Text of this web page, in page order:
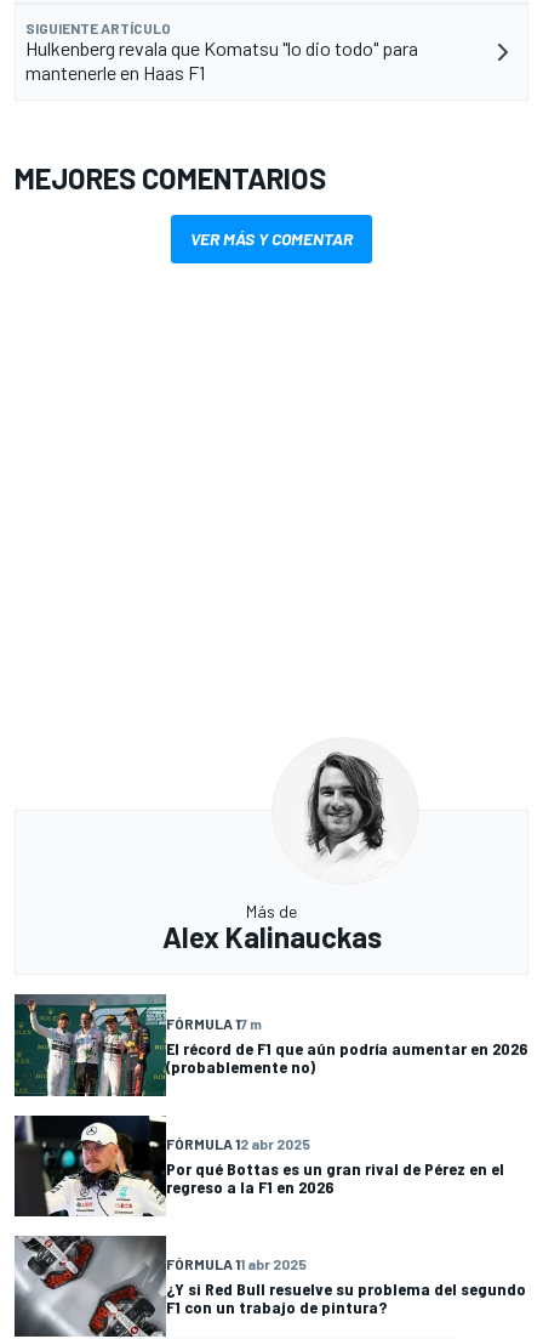
SIGUIENTE ARTÍCULO
Hulkenberg revala que Komatsu "lo dio todo" para
mantenerle en Haas F1
MEJORES COMENTARIOS
VER MÁS Y COMENTAR
Más de
Alex Kalinauckas
FÓRMULA 17 m
El récord de F1 que aún podría aumentar en 2026
(probablemente no)
FÓRMULA 12 abr 2025
Por qué Bottas es un gran rival de Pérez en el
regreso a la F1 en 2026
FÓRMULA 11 abr 2025
¿Y si Red Bull resuelve su problema del segundo
F1 con un trabajo de pintura?